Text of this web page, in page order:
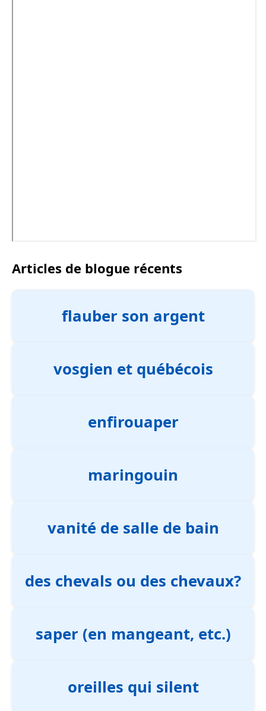
Articles de blogue récents
flauber son argent
vosgien et québécois
enfirouaper
maringouin
vanité de salle de bain
des chevals ou des chevaux?
saper (en mangeant, etc.)
oreilles qui silent